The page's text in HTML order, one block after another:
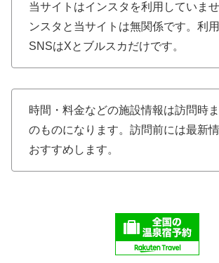
当サイトはインスタを利用していま
ンスタと当サイトは無関係です。利
SNSはXとブルスカだけです。
時間・料金などの施設情報は訪問時
のものになります。訪問前には最新
おすすめします。